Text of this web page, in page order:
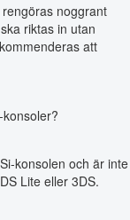
noggrant
riktas in utan
att
konsolen och är inte
Lite eller 3DS.